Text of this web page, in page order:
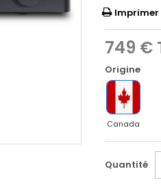
Imprimer
749 €
Origine
Canada
Quantité